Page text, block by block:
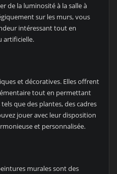
de la luminosité à la salle à
sur les murs, vous
intéressant tout en
artificielle.
et décoratives. Elles offrent
tout en permettant
que des plantes, des cadres
jouer avec leur disposition
et personnalisée.
murales sont des